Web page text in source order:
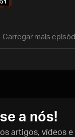
Carregar mais
a nós!
artigos, vídeos